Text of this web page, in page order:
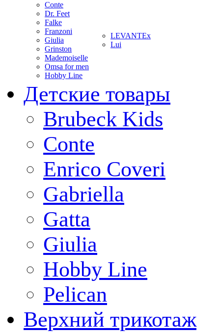
Conte
Dr. Feet
Falke
Franzoni
Giulia
Grinston
Mademoiselle
Omsa for men
Hobby Line
LEVANTEx
Lui
Детские товары
Brubeck Kids
Conte
Enrico Coveri
Gabriella
Gatta
Giulia
Hobby Line
Pelican
Верхний трикотаж